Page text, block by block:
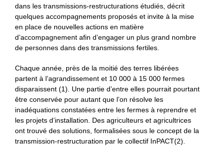
dans les transmissions-restructurations étudiés, décrit
quelques accompagnements proposés et invite à la mise
en place de nouvelles actions en matière
d’accompagnement afin d’engager un plus grand nombre
de personnes dans des transmissions fertiles.
Chaque année, près de la moitié des terres libérées
partent à l’agrandissement et 10 000 à 15 000 fermes
disparaissent (1). Une partie d’entre elles pourrait pourtant
être conservée pour autant que l’on résolve les
inadéquations constatées entre les fermes à reprendre et
les projets d’installation. Des agriculteurs et agricultrices
ont trouvé des solutions, formalisées sous le concept de la
transmission-restructuration par le collectif InPACT(2).